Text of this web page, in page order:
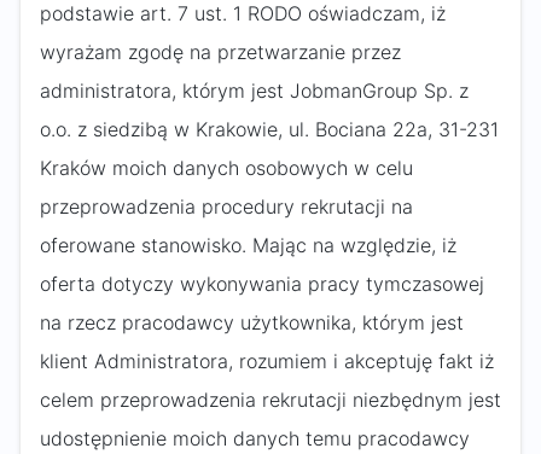
podstawie art. 7 ust. 1 RODO oświadczam, iż
wyrażam zgodę na przetwarzanie przez
administratora, którym jest JobmanGroup Sp. z
o.o. z siedzibą w Krakowie, ul. Bociana 22a, 31-231
Kraków moich danych osobowych w celu
przeprowadzenia procedury rekrutacji na
oferowane stanowisko. Mając na względzie, iż
oferta dotyczy wykonywania pracy tymczasowej
na rzecz pracodawcy użytkownika, którym jest
klient Administratora, rozumiem i akceptuję fakt iż
celem przeprowadzenia rekrutacji niezbędnym jest
udostępnienie moich danych temu pracodawcy